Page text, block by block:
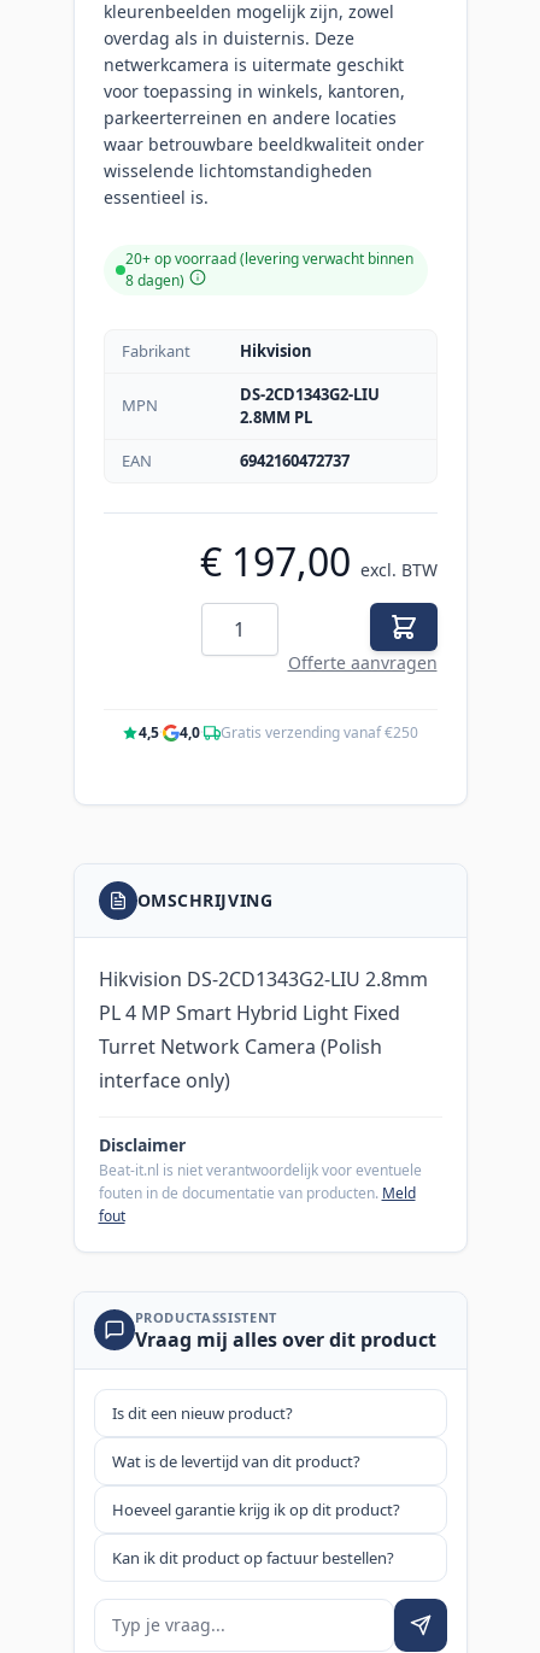
kleurenbeelden mogelijk zijn, zowel
overdag als in duisternis. Deze
netwerkcamera is uitermate geschikt
voor toepassing in winkels, kantoren,
parkeerterreinen en andere locaties
waar betrouwbare beeldkwaliteit onder
wisselende lichtomstandigheden
essentieel is.
20+ op voorraad (levering verwacht binnen
8 dagen)
Fabrikant Hikvision
MPN
DS-2CD1343G2-LIU
2.8MM PL
EAN
6942160472737
€ 197,00 excl. BTW
Aantal
Offerte aanvragen
4,5· 4,0· Gratis verzending vanaf €250
OMSCHRIJVING
Hikvision DS-2CD1343G2-LIU 2.8mm
PL 4 MP Smart Hybrid Light Fixed
Turret Network Camera (Polish
interface only)
Disclaimer
Beat-it.nl is niet verantwoordelijk voor eventuele
fouten in de documentatie van producten. Meld
fout
PRODUCTASSISTENT
Vraag mij alles over dit product
Is dit een nieuw product?
Wat is de levertijd van dit product?
Hoeveel garantie krijg ik op dit product?
Kan ik dit product op factuur bestellen?
Je vraag